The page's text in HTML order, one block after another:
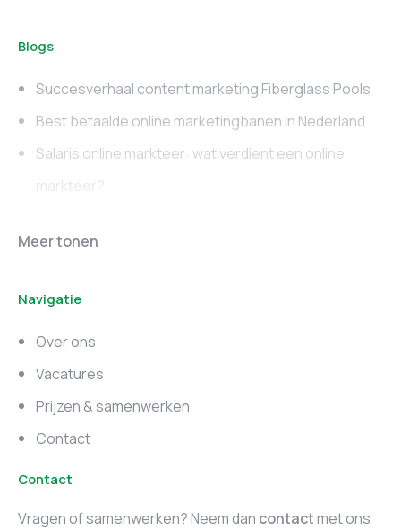
Blogs
Succesverhaal content marketing Fiberglass Pools
Best betaalde online marketingbanen in Nederland
Salaris online markteer: wat verdient een online
markteer?
Online marketing
Marketing vacatures
Zuid-Holland
Marketing vacatures
Utrecht
Meer tonen
Navigatie
Over ons
Vacatures
Prijzen & samenwerken
Contact
Contact
Vragen of samenwerken? Neem dan contactmet ons